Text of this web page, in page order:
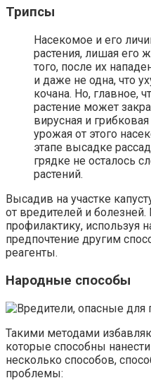
Трипсы
Насекомое и его
растения, лишая его
того, после их
и даже не одна, что
кочана. Но, главное,
растение может
вирусная и
урожая от этого
этапе высадке
грядке не осталось
растений.
Высадив на участке
от вредителей и
профилактику, используя
предпочтение другим
реагенты.
Народные способы
Такими методами
которые способны
несколько способов,
проблемы: